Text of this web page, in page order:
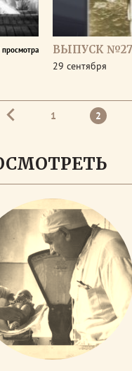
просмотра ВЫПУСК
29 сентября
1 2